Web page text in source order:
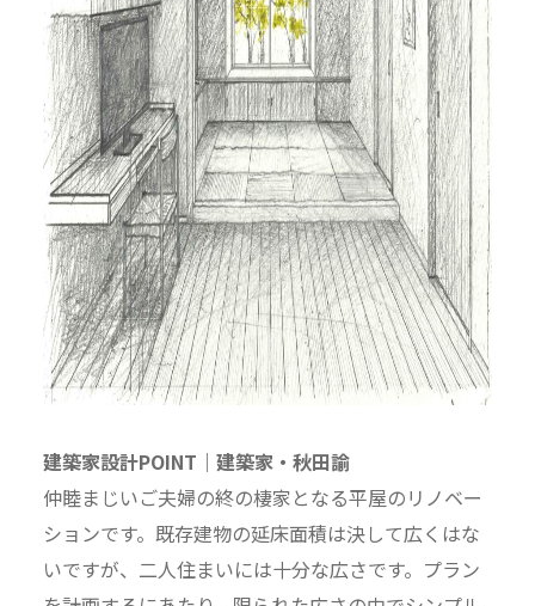
建築家設計POINT｜建築家・秋田諭
仲睦まじいご夫婦の終の棲家となる平屋のリノベー
ションです。既存建物の延床面積は決して広くはな
いですが、二人住まいには十分な広さです。プラン